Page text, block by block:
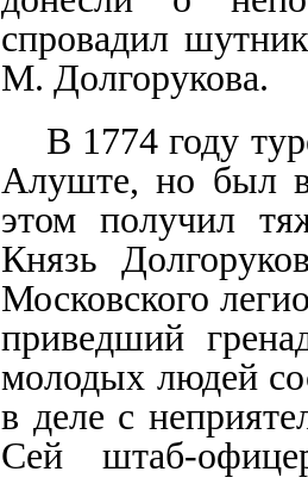
спровадил
М. Долгорукова.
В 1774 году
Алуште, но был
этом получил
Князь
Московского
приведший
молодых людей
в деле с
Сей штаб-